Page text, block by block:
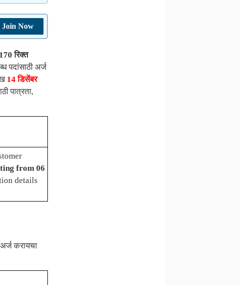
Join Now
रिक्त
पदांसाठी अर्ज
14 डिसेंबर
पात्रता,
from 06
details
करायचा